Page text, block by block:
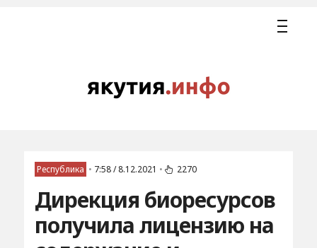
Республика • 7:58 / 8.12.2021 • 2270
Дирекция биоресурсов
получила лицензию на